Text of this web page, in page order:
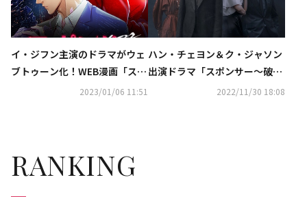
イ・ジフン主演のドラマがウェ
ブトゥーン化！WEB漫画「スポ
ンサー」が本日より主要電子書
2023/01/06 11:51
ハン・チェヨン＆ク・ジャソン
出演ドラマ「スポンサー～破滅
の足音～」1月22日（日）より
2022/11/30 18:08
RANKING